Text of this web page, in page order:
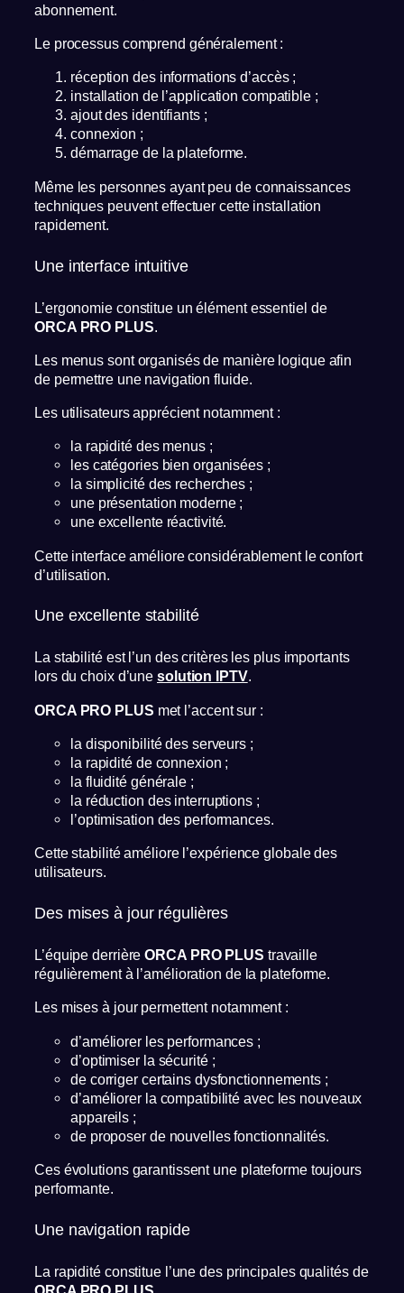
abonnement.
Le processus comprend généralement :
réception des informations d’accès ;
installation de l’application compatible ;
ajout des identifiants ;
connexion ;
démarrage de la plateforme.
Même les personnes ayant peu de connaissances
techniques peuvent effectuer cette installation
rapidement.
Une interface intuitive
L’ergonomie constitue un élément essentiel de
ORCA PRO PLUS
Les menus sont organisés de manière logique afin
de permettre une navigation fluide.
Les utilisateurs apprécient notamment :
la rapidité des menus ;
les catégories bien organisées ;
la simplicité des recherches ;
une présentation moderne ;
une excellente réactivité.
Cette interface améliore considérablement le confort
d’utilisation.
Une excellente stabilité
La stabilité est l’un des critères les plus importants
lors du choix d’une solution IPTV.
ORCA PRO PLUS met l’accent sur :
la disponibilité des serveurs ;
la rapidité de connexion ;
la fluidité générale ;
la réduction des interruptions ;
l’optimisation des performances.
Cette stabilité améliore l’expérience globale des
utilisateurs.
Des mises à jour régulières
L’équipe derrièreORCA PRO PLUS travaille
régulièrement à l’amélioration de la plateforme.
Les mises à jour permettent notamment :
d’améliorer les performances ;
d’optimiser la sécurité ;
de corriger certains dysfonctionnements ;
d’améliorer la compatibilité avec les nouveaux
appareils ;
de proposer de nouvelles fonctionnalités.
Ces évolutions garantissent une plateforme toujours
performante.
Une navigation rapide
La rapidité constitue l’une des principales qualités de